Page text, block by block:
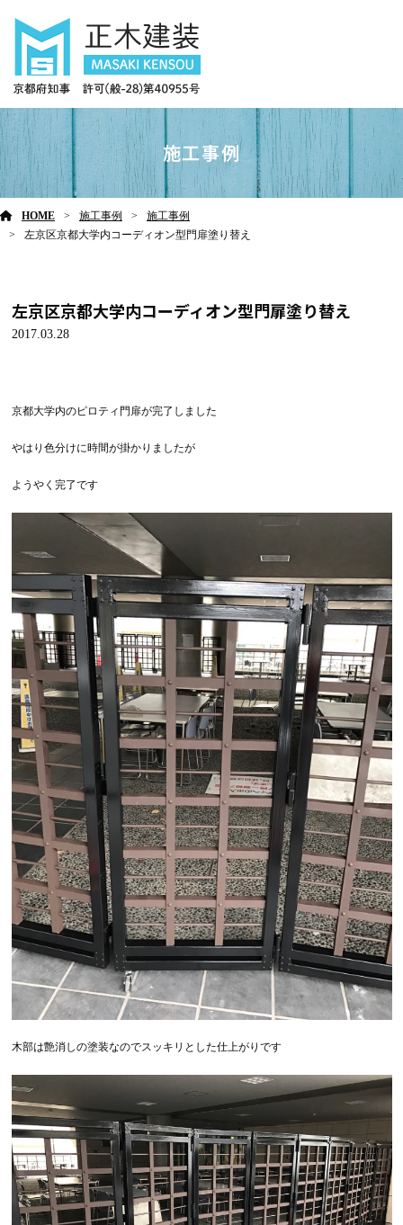
施工事例
HOME 施工事例
施工事例
左京区京都大学内コーディオン型門扉塗り替え
左京区京都大学内コーディオン型門扉塗り替え
2017.03.28
京都大学内のピロティ門扉が完了しました
やはり色分けに時間が掛かりましたが
ようやく完了です
木部は艶消しの塗装なのでスッキリとした仕上がりです